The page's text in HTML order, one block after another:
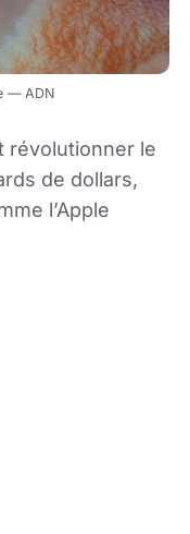
— ADN
révolutionner le
de dollars,
l’Apple